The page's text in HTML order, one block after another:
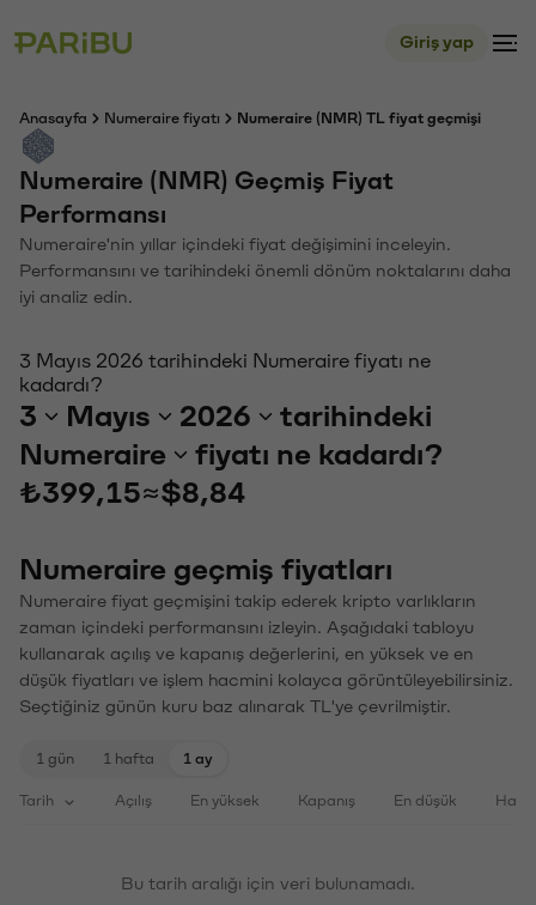
Giriş yap
Anasayfa Numeraire fiyatı Numeraire (NMR) TL fiyat geçmişi
Numeraire (NMR) Geçmiş Fiyat
Performansı
Numeraire'nin yıllar içindeki fiyat değişimini inceleyin.
Performansını ve tarihindeki önemli dönüm noktalarını daha
iyi analiz edin.
3 Mayıs 2026 tarihindeki Numeraire fiyatı ne
kadardı?
3 Mayıs 2026
tarihindeki
Numeraire
fiyatı ne kadardı?
₺399,15≈$8,84
Numeraire geçmiş fiyatları
Numeraire fiyat geçmişini takip ederek kripto varlıkların
zaman içindeki performansını izleyin. Aşağıdaki tabloyu
kullanarak açılış ve kapanış değerlerini, en yüksek ve en
düşük fiyatları ve işlem hacmini kolayca görüntüleyebilirsiniz.
Seçtiğiniz günün kuru baz alınarak TL'ye çevrilmiştir.
1 gün 1 hafta 1 ay
Tarih Açılış En yüksek Kapanış En düşük
Bu tarih aralığı için veri bulunamadı.